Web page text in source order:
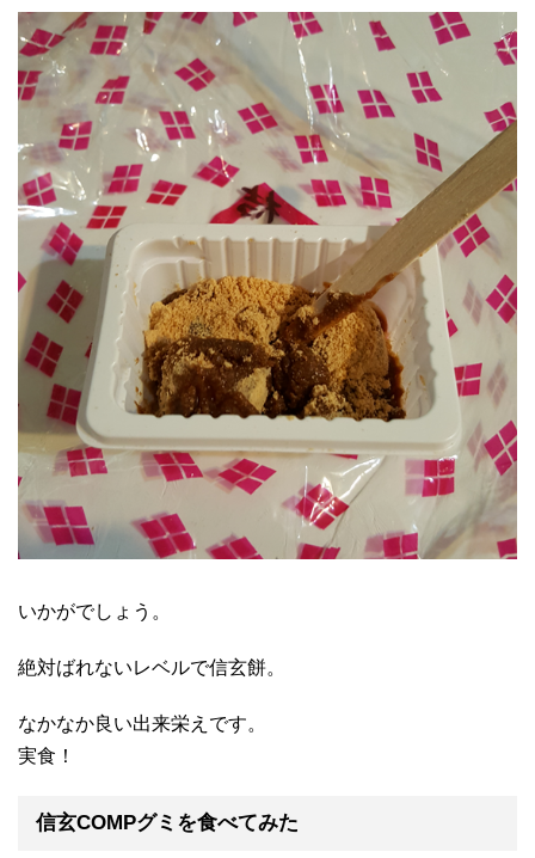
いかがでしょう。
絶対ばれないレベルで信玄餅。
なかなか良い出来栄えです。
実食！
信玄COMPグミを食べてみた